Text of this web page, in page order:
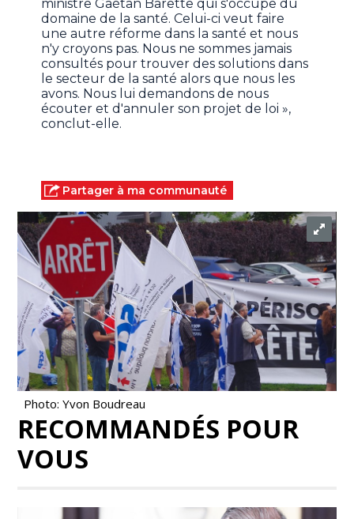
ministre Gaétan Barette qui s'occupe du
domaine de la santé. Celui-ci veut faire
une autre réforme dans la santé et nous
n'y croyons pas. Nous ne sommes jamais
consultés pour trouver des solutions dans
le secteur de la santé alors que nous les
avons. Nous lui demandons de nous
écouter et d'annuler son projet de loi »,
conclut-elle.
Partager à ma communauté
Photo: Yvon Boudreau
RECOMMANDÉS POUR
VOUS